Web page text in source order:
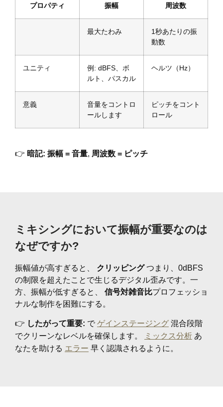
プロパティ 振幅 周波数
最大たわみ
1秒あたりの振
動数
ユニティ
例: dBFS、ボ
ルト、パスカル
ヘルツ（Hz）
意義
音量をコントロ
ールします
ピッチをコント
ロール
👉 暗記: 振幅 = 音量, 周波数 = ピッチ
ミキシングにおいて振幅が重要なのは
なぜですか?
振幅値が高すぎると、 クリッピングつまり、0dBFS
の制限を超えたことで生じるデジタル歪みです。一
方、振幅が低すぎると、 信号対雑音比プロフェッショ
ナルな制作を困難にする。
👉 したがって重要: で ゲインステージング 混合段階
でクリーンなレベルを確保します。
ミックス分析 あ
なたを助ける エラー 早く認識されるように。